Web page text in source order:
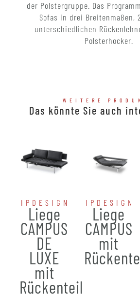
der Polstergruppe. Das
Sofas in drei Breitenmaßen,
unterschiedlichen
Polsterhocker.
WEITERE
Das könnte Sie auch
IPDESIGN
Liege
CAMPUS
DE
LUXE
mit
Rückenteil
IPDESIGN
Liege
CAMPUS
mit